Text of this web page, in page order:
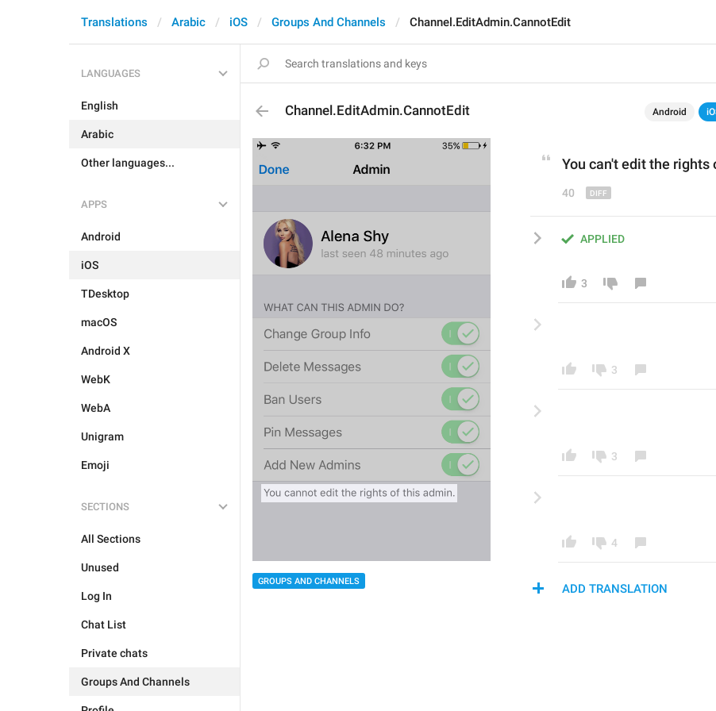
Translations Arabic iOS Groups And Channels Channel.EditAdmin.CannotEdit
LANGUAGES
English
Arabic
Other languages...
APPS
Android
iOS
TDesktop
macOS
Android X
WebK
WebA
Unigram
Emoji
SECTIONS
All Sections
Unused
Log In
Chat List
Private chats
Groups And Channels
Channel.EditAdmin.CannotEdit Android
GROUPS AND CHANNELS
You can't edit the rights
40
APPLIED
3
3
3
4
ADD TRANSLATION